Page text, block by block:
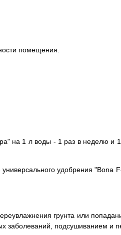
помещения.
на 1 л воды - 1 раз в неделю и
удобрения "Bona
грунта или
заболеваний, подсушиванием и